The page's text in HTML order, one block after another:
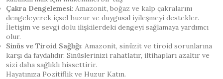
Çakra Dengelemesi: Amazonit, boğaz ve kalp çakralarını
dengeleyerek içsel huzur ve duygusal iyileşmeyi destekler.
İletişim ve sevgi dolu ilişkilerdeki dengeyi sağlamaya yardımcı
olur.
Sinüs ve Tiroid Sağlığı: Amazonit, sinüzit ve tiroid sorunlarına
karşı da faydalıdır. Sinüslerinizi rahatlatır, iltihapları azaltır ve
sizi daha sağlıklı hissettirir.
Hayatınıza Pozitiflik ve Huzur Katın.